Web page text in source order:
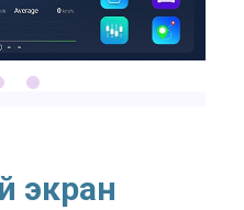
экран